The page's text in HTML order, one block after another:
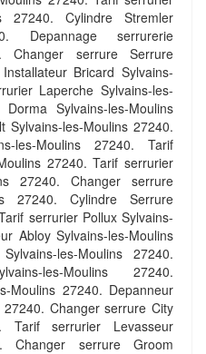
27240. Cylindre Stremler
Depannage serrurerie
Changer serrure Serrure
Bricard Sylvains-
Laperche Sylvains-les-
Sylvains-les-Moulins
Sylvains-les-Moulins 27240.
les-Moulins 27240. Tarif
27240. Tarif serrurier
27240. Changer serrure
27240. Cylindre Serrure
serrurier Pollux Sylvains-
Abloy Sylvains-les-Moulins
les-Moulins 27240.
les-Moulins 27240.
Moulins 27240. Depanneur
Changer serrure City
Tarif serrurier Levasseur
Changer serrure Groom